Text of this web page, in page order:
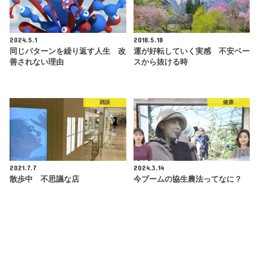
2024.5.1
同じパターンを繰り返す人生 改
善されない理由
2018.5.18
運が好転していく実感 不安ベー
スから抜ける時
雑談
2021.7.7
散歩中 不思議な店
健康
2024.3.14
今ブームの協生農法ってなに？